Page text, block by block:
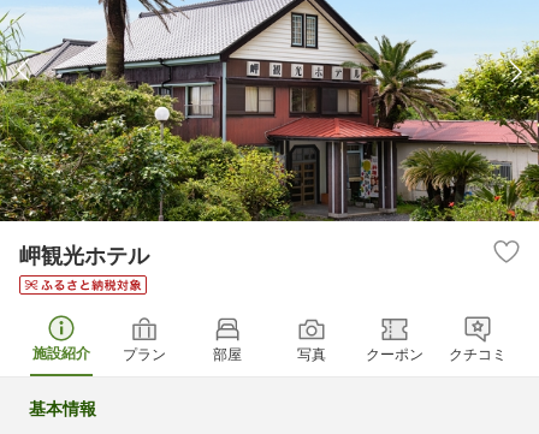
岬観光ホテル
施設紹介 プラン 部屋 写真 クーポン クチコミ
基本情報